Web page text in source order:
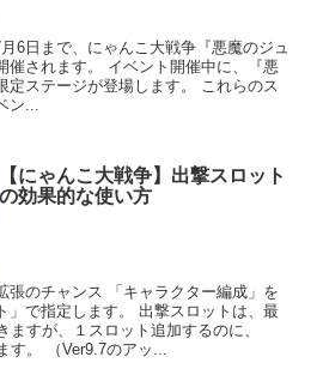
6日まで、にゃんこ大戦争『悪魔のジュ
催されます。 イベント開催中に、『悪
定ステージが登場します。 これらのス
ン...
【にゃんこ大戦争】出撃スロット
の効果的な使い方
張のチャンス 「キャラクター編成」を
」で指定します。 出撃スロットは、最
ますが、１スロット追加するのに、
す。 （Ver9.7のアッ...